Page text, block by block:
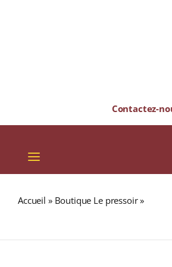
Contactez-
Toggle
Navigation
SPIRITUEUX
Accueil » Boutique Le pressoir»